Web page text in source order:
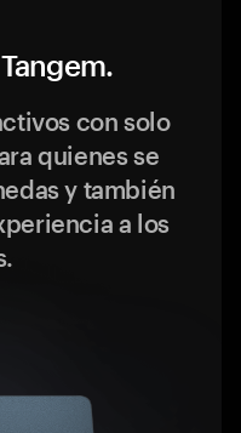
con solo
quienes se
y también
a los